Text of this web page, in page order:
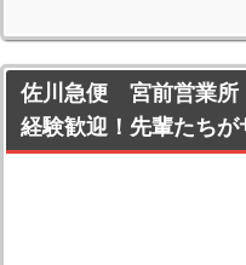
佐川急便 宮前営業所
経験歓迎！先輩たちが